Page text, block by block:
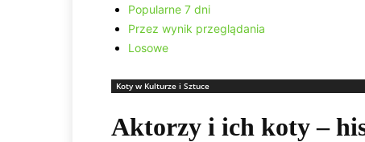
Popularne 7 dni
Przez wynik przeglądania
Losowe
Koty w Kulturze i Sztuce
Aktorzy i ich koty –